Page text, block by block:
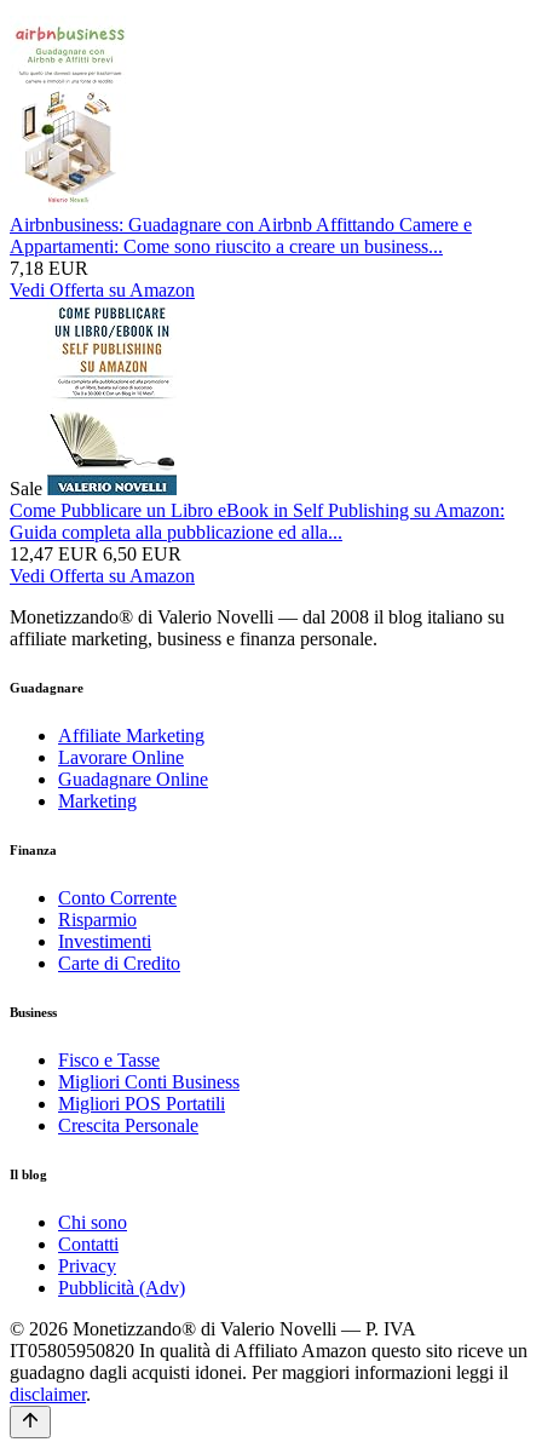
Airbnbusiness: Guadagnare con Airbnb Affittando Camere e
Appartamenti: Come sono riuscito a creare un business...
7,18 EUR
Vedi Offerta su Amazon
Sale
Come Pubblicare un Libro eBook in Self Publishing su Amazon:
Guida completa alla pubblicazione ed alla...
12,47 EUR 6,50 EUR
Vedi Offerta su Amazon
Monetizzando® di Valerio Novelli — dal 2008 il blog italiano su
affiliate marketing, business e finanza personale.
Guadagnare
Affiliate Marketing
Lavorare Online
Guadagnare Online
Marketing
Finanza
Conto Corrente
Risparmio
Investimenti
Carte di Credito
Business
Fisco e Tasse
Migliori Conti Business
Migliori POS Portatili
Crescita Personale
Il blog
Chi sono
Contatti
Privacy
Pubblicità (Adv)
© 2026 Monetizzando® di Valerio Novelli — P. IVA
IT05805950820 In qualità di Affiliato Amazon questo sito riceve un
guadagno dagli acquisti idonei. Per maggiori informazioni leggi il
disclaimer.